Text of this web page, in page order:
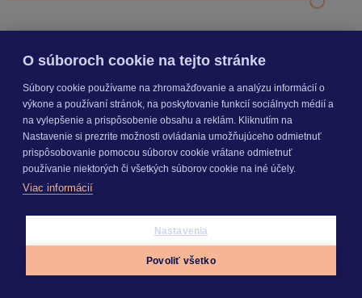
ALFA plus
SEGMENTY
PRODUKTY
KROS AKADÉMIA
INÉ
O súboroch cookie na tejto stránke
Súbory cookie používame na zhromažďovanie a analýzu informácií o
výkone a používaní stránok, na poskytovanie funkcií sociálnych médií a
na vylepšenie a prispôsobenie obsahu a reklám. Kliknutím na
Nastavenie si prezrite možnosti ovládania umožňujúceho odmietnuť
prispôsobovanie pomocou súborov cookie vrátane odmietnuť
používanie niektorých či všetkých súborov cookie na iné účely.
Viac informácií
Nastavenia
Povoliť všetko